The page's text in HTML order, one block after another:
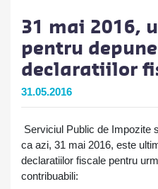
31 mai 2016,
pentru
declaratiilor
31.05.2016
Serviciul Public de Impozite
ca azi, 31 mai 2016, este
declaratiilor fiscale pentru
contribuabili: